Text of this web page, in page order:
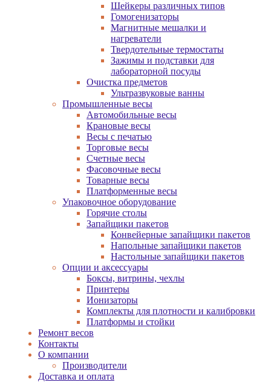
Шейкеры различных типов
Гомогенизаторы
Магнитные мешалки и
нагреватели
Твердотельные термостаты
Зажимы и подставки для
лабораторной посуды
Очистка предметов
Ультразвуковые ванны
Промышленные весы
Автомобильные весы
Крановые весы
Весы с печатью
Торговые весы
Счетные весы
Фасовочные весы
Товарные весы
Платформенные весы
Упаковочное оборудование
Горячие столы
Запайщики пакетов
Конвейерные запайщики пакетов
Напольные запайщики пакетов
Настольные запайщики пакетов
Опции и аксессуары
Боксы, витрины, чехлы
Принтеры
Ионизаторы
Комплекты для плотности и калибровки
Платформы и стойки
Ремонт весов
Контакты
О компании
Производители
Доставка и оплата